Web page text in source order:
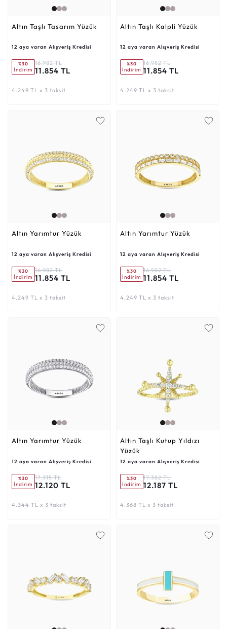
Altın Taşlı Tasarım Yüzük
12 aya varan Alışveriş Kredisi
%30
İndirim
16.982 TL
11.854 TL
4.249 TL x 3 taksit
Altın Taşlı Kalpli Yüzük
12 aya varan Alışveriş Kredisi
%30
İndirim
16.982 TL
11.854 TL
4.249 TL x 3 taksit
Altın Yarımtur Yüzük
12 aya varan Alışveriş Kredisi
%30
İndirim
16.982 TL
11.854 TL
4.249 TL x 3 taksit
Altın Yarımtur Yüzük
12 aya varan Alışveriş Kredisi
%30
İndirim
16.982 TL
11.854 TL
4.249 TL x 3 taksit
Altın Yarımtur Yüzük
12 aya varan Alışveriş Kredisi
%30
İndirim
17.315 TL
12.120 TL
4.344 TL x 3 taksit
Altın Taşlı Kutup Yıldızı
Yüzük
12 aya varan Alışveriş Kredisi
%30
İndirim
17.382 TL
12.187 TL
4.368 TL x 3 taksit